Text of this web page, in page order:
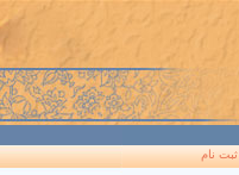
ثبت نام